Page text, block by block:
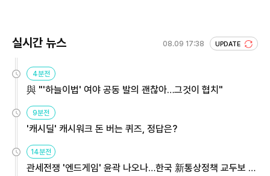
실시간 뉴스 08.09 17:38 UPDATE
4분전
與 "'하늘이법' 여야 공동 발의 괜찮아…그것이 협치"
9분전
'캐시딜' 캐시워크 돈 버는 퀴즈, 정답은?
14분전
관세전쟁 '엔드게임' 윤곽 나오나…한국 新통상정책 교두보 활